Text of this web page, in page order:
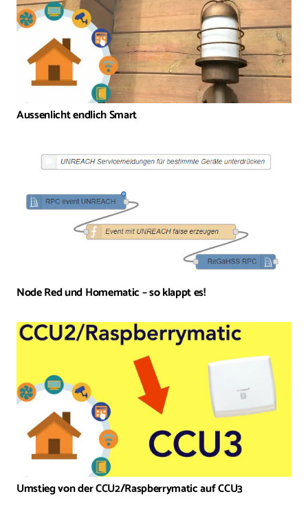
Aussenlicht endlich Smart
Node Red und Homematic – so klappt es!
Umstieg von der CCU2/Raspberrymatic auf CCU3